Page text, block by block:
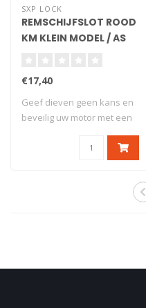
SXP LOCK
REMSCHIJFSLOT ROOD
KM KLEIN MODEL / AS
€17,40
Geef dieven geen kans en
beveilig uw motor met een